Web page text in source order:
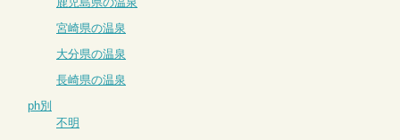
宮崎県の温泉
大分県の温泉
長崎県の温泉
ph別
不明